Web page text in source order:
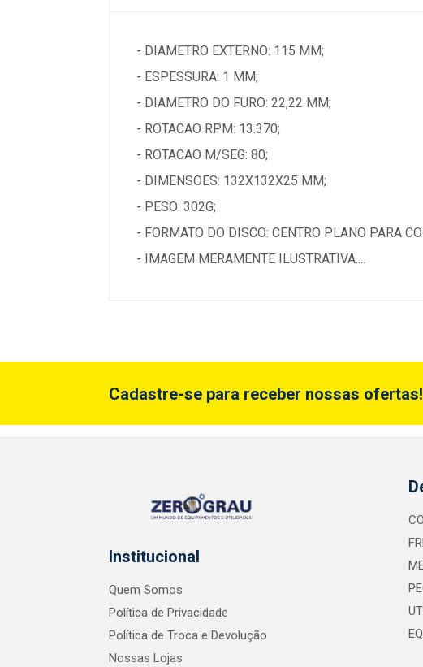
- DIAMETRO EXTERNO: 115 MM;
- ESPESSURA: 1 MM;
- DIAMETRO DO FURO: 22,22 MM;
- ROTACAO RPM: 13.370;
- ROTACAO M/SEG: 80;
- DIMENSOES: 132X132X25 MM;
- PESO: 302G;
- FORMATO DO DISCO: CENTRO PLANO PARA
- IMAGEM MERAMENTE ILUSTRATIVA....
Cadastre-se para receber nossas ofertas!
Institucional
Quem Somos
Política de Privacidade
Política de Troca e Devolução
Nossas Lojas